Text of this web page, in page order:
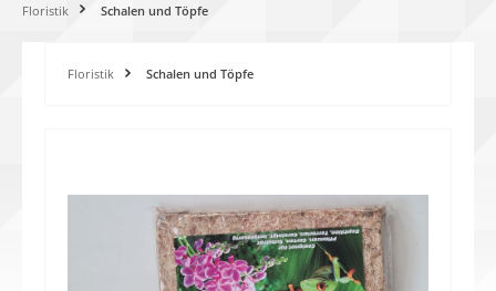
Floristik Schalen und Töpfe
Floristik Schalen und Töpfe